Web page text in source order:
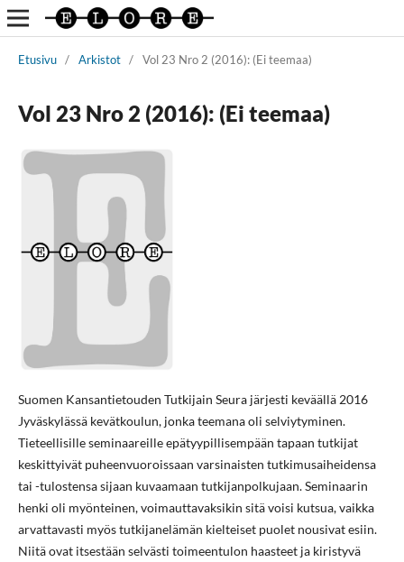
Etusivu / Arkistot / Vol 23 Nro 2 (2016): (Ei teemaa)
Vol 23 Nro 2 (2016): (Ei teemaa)
Suomen Kansantietouden Tutkijain Seura järjesti keväällä 2016
Jyväskylässä kevätkoulun, jonka teemana oli selviytyminen.
Tieteellisille seminaareille epätyypillisempään tapaan tutkijat
keskittyivät puheenvuoroissaan varsinaisten tutkimusaiheidensa
tai -tulostensa sijaan kuvaamaan tutkijanpolkujaan. Seminaarin
henki oli myönteinen, voimauttavaksikin sitä voisi kutsua, vaikka
arvattavasti myös tutkijanelämän kielteiset puolet nousivat esiin.
Niitä ovat itsestään selvästi toimeentulon haasteet ja kiristyvä